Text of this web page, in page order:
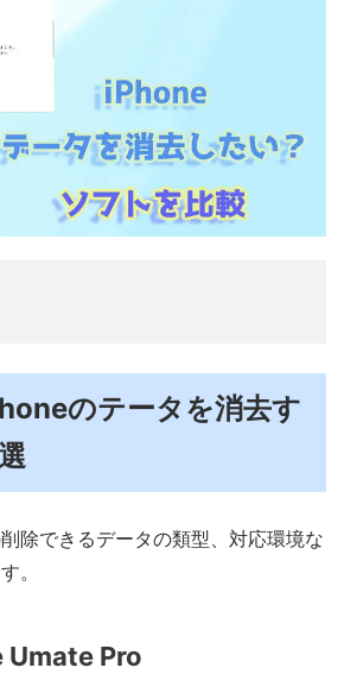
のテータを消去す
除できるデータの類型、対応環境な
。
Umate Pro